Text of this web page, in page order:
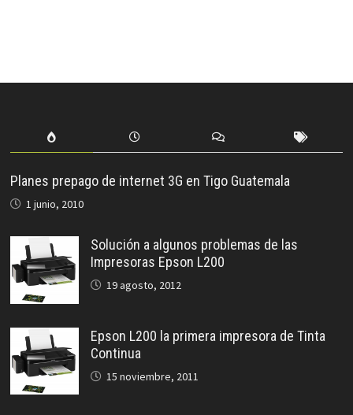
Planes prepago de internet 3G en Tigo Guatemala
1 junio, 2010
Solución a algunos problemas de las
Impresoras Epson L200
19 agosto, 2012
Epson L200 la primera impresora de Tinta
Continua
15 noviembre, 2011